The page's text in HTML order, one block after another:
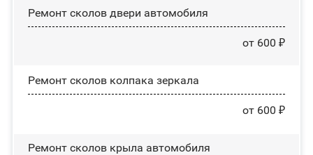
Ремонт сколов двери автомобиля
от 600 ₽
Ремонт сколов колпака зеркала
от 600 ₽
Ремонт сколов крыла автомобиля